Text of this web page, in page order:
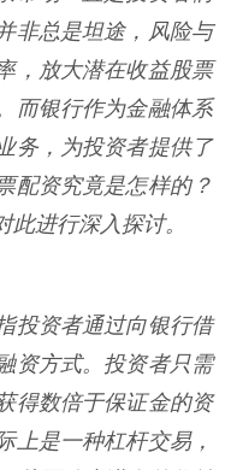
非总是坦途，风险与
，放大潜在收益股票
而银行作为金融体系
务，为投资者提供了
配资究竟是怎样的？
进行深入探讨。
投资者通过向银行借
资方式。投资者只需
得数倍于保证金的资
上是一种杠杆交易，